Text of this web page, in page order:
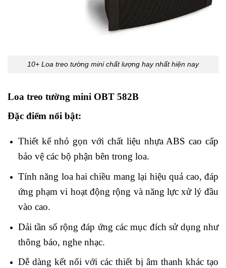
10+ Loa treo tường mini chất lượng hay nhất hiện nay
Loa treo tường mini OBT 582B
Đặc điểm nổi bật:
Thiết kế nhỏ gọn với chất liệu nhựa ABS cao cấp
bảo vệ các bộ phận bên trong loa.
Tính năng loa hai chiều mang lại hiệu quả cao, đáp
ứng phạm vi hoạt động rộng và năng lực xử lý đầu
vào cao.
Dải tần số rộng đáp ứng các mục đích sử dụng như
thông báo, nghe nhạc.
Dễ dàng kết nối với các thiết bị âm thanh khác tạo